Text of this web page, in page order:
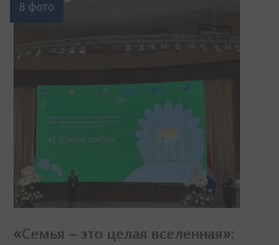
8 фото
«Семья – это целая вселенная»: